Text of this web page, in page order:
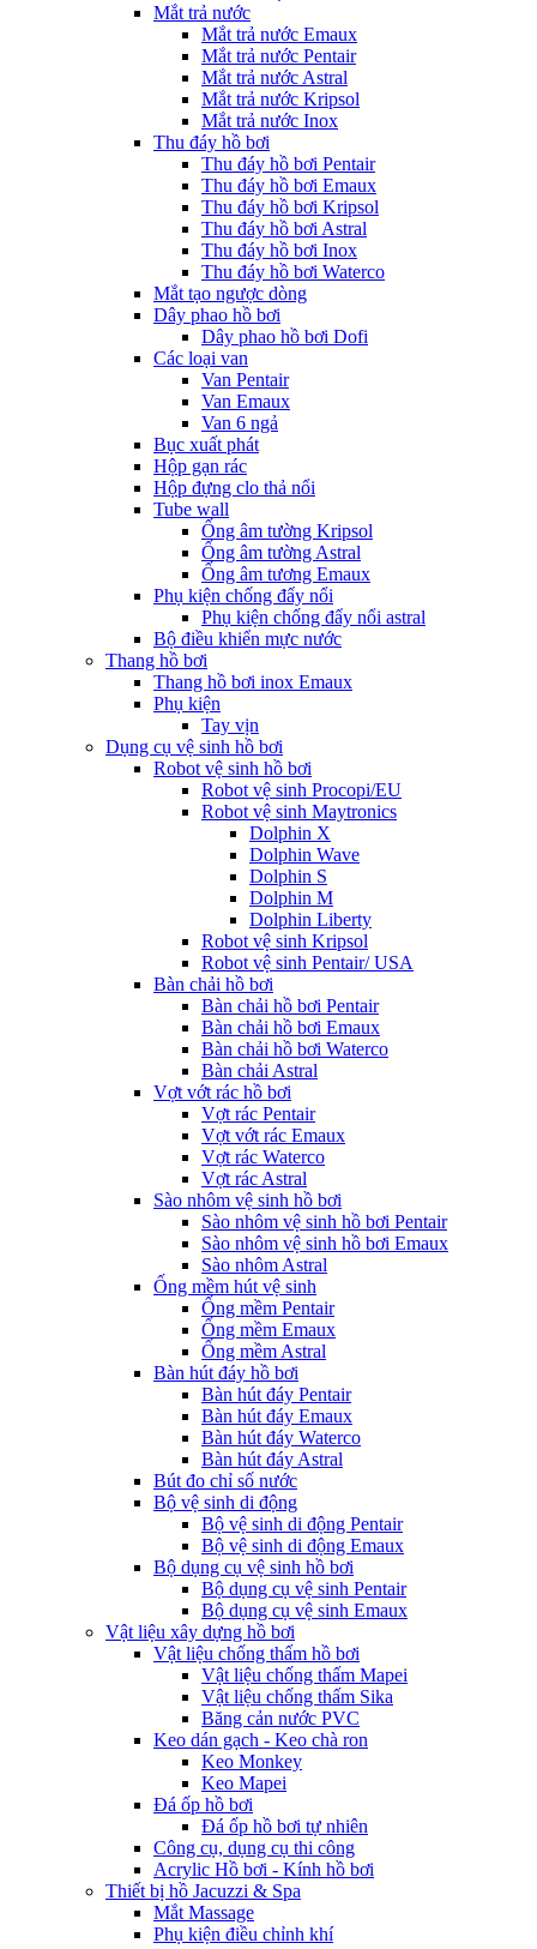
Mắt trả nước
Mắt trả nước Emaux
Mắt trả nước Pentair
Mắt trả nước Astral
Mắt trả nước Kripsol
Mắt trả nước Inox
Thu đáy hồ bơi
Thu đáy hồ bơi Pentair
Thu đáy hồ bơi Emaux
Thu đáy hồ bơi Kripsol
Thu đáy hồ bơi Astral
Thu đáy hồ bơi Inox
Thu đáy hồ bơi Waterco
Mắt tạo ngược dòng
Dây phao hồ bơi
Dây phao hồ bơi Dofi
Các loại van
Van Pentair
Van Emaux
Van 6 ngả
Bục xuất phát
Hộp gạn rác
Hộp đựng clo thả nổi
Tube wall
Ống âm tường Kripsol
Ống âm tường Astral
Ống âm tương Emaux
Phụ kiện chống đẩy nổi
Phụ kiện chống đẩy nổi astral
Bộ điều khiển mực nước
Thang hồ bơi
Thang hồ bơi inox Emaux
Phụ kiện
Tay vịn
Dụng cụ vệ sinh hồ bơi
Robot vệ sinh hồ bơi
Robot vệ sinh Procopi/EU
Robot vệ sinh Maytronics
Dolphin X
Dolphin Wave
Dolphin S
Dolphin M
Dolphin Liberty
Robot vệ sinh Kripsol
Robot vệ sinh Pentair/ USA
Bàn chải hồ bơi
Bàn chải hồ bơi Pentair
Bàn chải hồ bơi Emaux
Bàn chải hồ bơi Waterco
Bàn chải Astral
Vợt vớt rác hồ bơi
Vợt rác Pentair
Vợt vớt rác Emaux
Vợt rác Waterco
Vợt rác Astral
Sào nhôm vệ sinh hồ bơi
Sào nhôm vệ sinh hồ bơi Pentair
Sào nhôm vệ sinh hồ bơi Emaux
Sào nhôm Astral
Ống mềm hút vệ sinh
Ống mềm Pentair
Ống mềm Emaux
Ống mềm Astral
Bàn hút đáy hồ bơi
Bàn hút đáy Pentair
Bàn hút đáy Emaux
Bàn hút đáy Waterco
Bàn hút đáy Astral
Bút đo chỉ số nước
Bộ vệ sinh di động
Bộ vệ sinh di động Pentair
Bộ vệ sinh di động Emaux
Bộ dụng cụ vệ sinh hồ bơi
Bộ dụng cụ vệ sinh Pentair
Bộ dụng cụ vệ sinh Emaux
Vật liệu xây dựng hồ bơi
Vật liệu chống thấm hồ bơi
Vật liệu chống thấm Mapei
Vật liệu chống thấm Sika
Băng cản nước PVC
Keo dán gạch - Keo chà ron
Keo Monkey
Keo Mapei
Đá ốp hồ bơi
Đá ốp hồ bơi tự nhiên
Công cụ, dụng cụ thi công
Acrylic Hồ bơi - Kính hồ bơi
Thiết bị hồ Jacuzzi & Spa
Mắt Massage
Phụ kiện điều chỉnh khí